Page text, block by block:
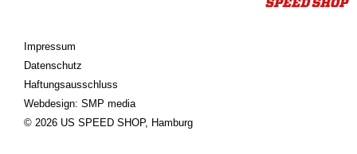
Impressum
Datenschutz
Haftungsausschluss
Webdesign: SMP media
© 2026 US SPEED SHOP, Hamburg